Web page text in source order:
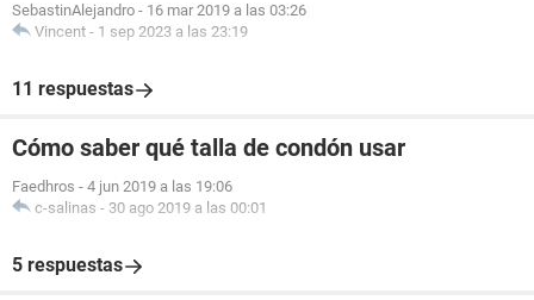
SebastinAlejandro - 16 mar 2019 a las 03:26
Vincent - 1 sep 2023 a las 23:19
11 respuestas
Cómo saber qué talla de condón usar
Faedhros - 4 jun 2019 a las 19:06
c-salinas - 30 ago 2019 a las 00:01
5 respuestas